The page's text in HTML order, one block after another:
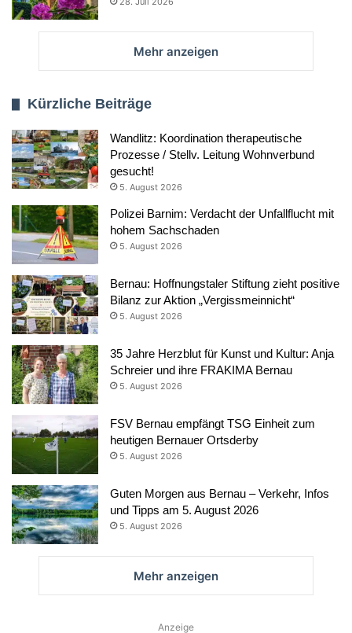
Mehr anzeigen
Kürzliche Beiträge
Wandlitz: Koordination therapeutische
Prozesse / Stellv. Leitung Wohnverbund
gesucht!
5. August 2026
Polizei Barnim: Verdacht der Unfallflucht mit
hohem Sachschaden
5. August 2026
Bernau: Hoffnungstaler Stiftung zieht positive
Bilanz zur Aktion „Vergissmeinnicht“
5. August 2026
35 Jahre Herzblut für Kunst und Kultur: Anja
Schreier und ihre FRAKIMA Bernau
5. August 2026
FSV Bernau empfängt TSG Einheit zum
heutigen Bernauer Ortsderby
5. August 2026
Guten Morgen aus Bernau – Verkehr, Infos
und Tipps am 5. August 2026
5. August 2026
Mehr anzeigen
Anzeige